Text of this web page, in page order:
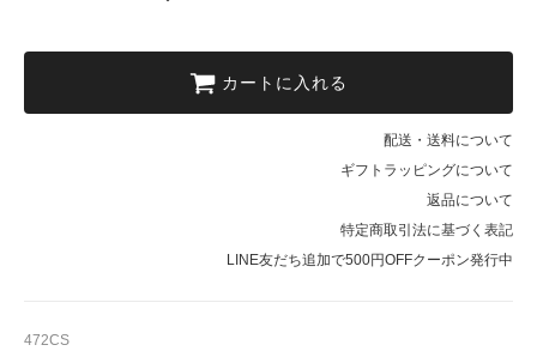
カートに入れる
配送・送料について
ギフトラッピングについて
返品について
特定商取引法に基づく表記
LINE友だち追加で500円OFFクーポン発行中
472CS